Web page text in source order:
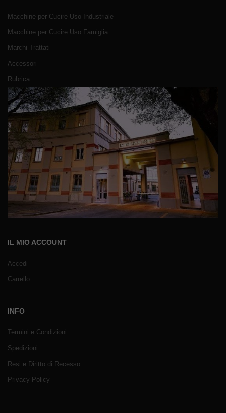
Macchine per Cucire Uso Industriale
Macchine per Cucire Uso Famiglia
Marchi Trattati
Accessori
Rubrica
IL MIO ACCOUNT
Accedi
Carrello
INFO
Termini e Condizioni
Spedizioni
Resi e Diritto di Recesso
Privacy Policy